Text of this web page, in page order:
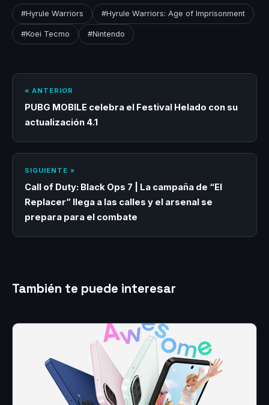
#Hyrule Warriors #Hyrule Warriors: Age of Imprisonment
#Koei Tecmo #Nintendo
« ANTERIOR
PUBG MOBILE celebra el Festival Helado con su
actualización 4.1
SIGUIENTE »
Call of Duty: Black Ops 7 | La campaña de “El
Replacer” llega a las calles y el arsenal se
prepara para el combate
También te puede interesar